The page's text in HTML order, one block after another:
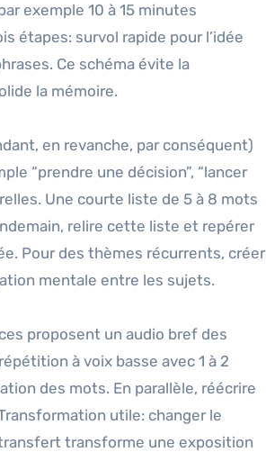
exemple 10 à 15 minutes
étapes: survol rapide pour l’idée
Ce schéma évite la
la mémoire.
en revanche, par conséquent)
“prendre une décision”, “lancer
Une courte liste de 5 à 8 mots
relire cette liste et repérer
Pour des thèmes récurrents, créer
mentale entre les sujets.
proposent un audio bref des
à voix basse avec 1 à 2
des mots. En parallèle, réécrire
utile: changer le
transforme une exposition